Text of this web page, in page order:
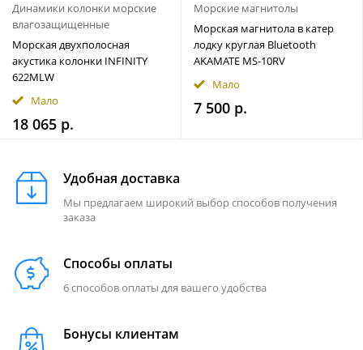
Динамики колонки морские
влагозащищенные
Морская двухполосная
акустика колонки INFINITY
622MLW
Мало
18 065 р.
Морские магнитолы
Морская магнитола в катер
лодку круглая Bluetooth
AKAMATE MS-10RV
Мало
7 500 р.
Удобная доставка
Мы предлагаем широкий выбор способов получения
заказа
Способы оплаты
6 способов оплаты для вашего удобства
Бонусы клиентам